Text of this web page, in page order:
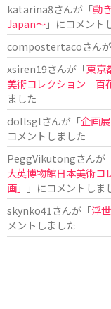
katarina8さんが「動
Japan〜」にコメント
compostertacoさん
xsiren19さんが「東京
美術コレクション 百
ました
dollsglさんが「企画
コメントしました
PeggVikutongさんが
大英博物館日本美術
画」
」にコメントしま
skynko41 さんが「浮
メントしました